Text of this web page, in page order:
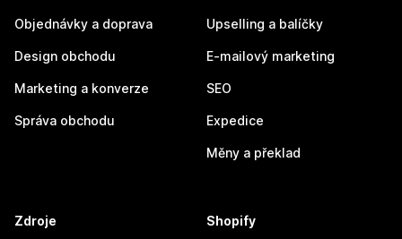
Objednávky a doprava
Design obchodu
Marketing a konverze
Správa obchodu
Upselling a balíčky
E-mailový marketing
SEO
Expedice
Měny a překlad
Zdroje Shopify